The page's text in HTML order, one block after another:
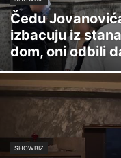
Čedu
izbacuju iz
dom, oni odbili
SHOWBIZ